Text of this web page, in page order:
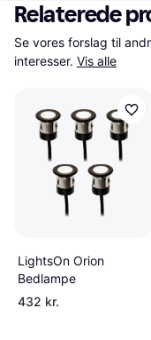
Relaterede
Se vores forslag til
interesser. Vis alle
LightsOn Orion
Bedlampe
432 kr.